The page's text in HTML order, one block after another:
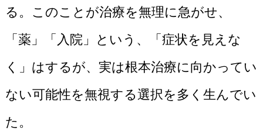
る。このことが治療を無理に急がせ、
「薬」「入院」という、「症状を見えな
く」はするが、実は根本治療に向かってい
ない可能性を無視する選択を多く生んでい
た。